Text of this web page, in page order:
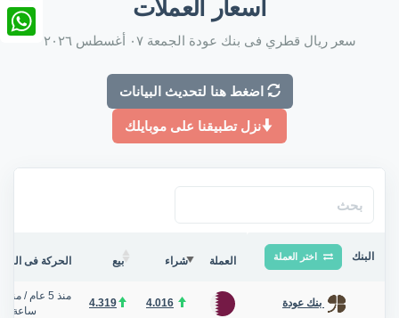
أسعار العملات
سعر ريال قطري فى بنك عودة الجمعة ٠٧ أغسطس ٢٠٢٦
اضغط هنا لتحديث البيانات
نزل تطبيقنا على موبايلك
البنك اختر العملة العملة شراء بيع الحركة فى
بنك عودة 4.016
4.319
منذ 5 عام / منذ
ساعة